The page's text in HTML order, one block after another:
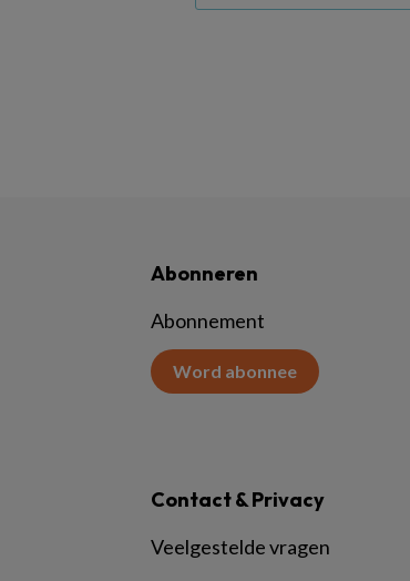
Abonneren
Abonnement
Word abonnee
Contact & Privacy
Veelgestelde vragen